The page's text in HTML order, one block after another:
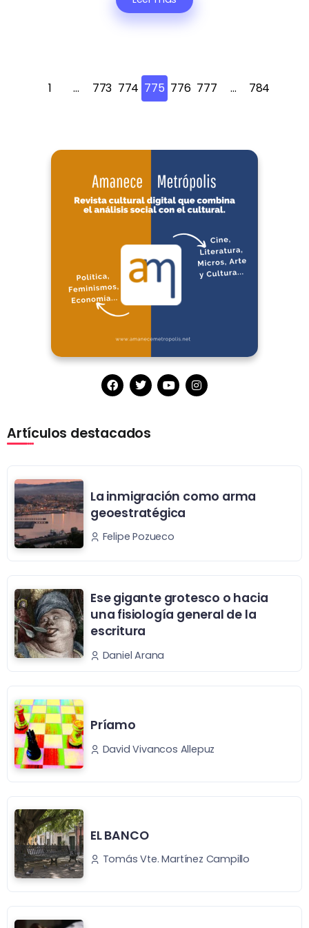
1 … 773 774 775 776 777 … 784
Artículos destacados
La inmigración como arma
geoestratégica
Felipe Pozueco
Ese gigante grotesco o hacia
una fisiología general de la
escritura
Daniel Arana
Príamo
David Vivancos Allepuz
EL BANCO
Tomás Vte. Martínez Campillo